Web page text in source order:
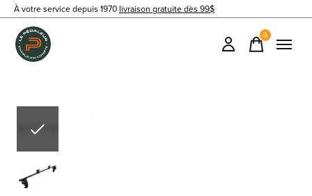
À votre service depuis 1970 livraison gratuite dès 99$
0items
Slideshow Items